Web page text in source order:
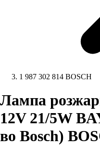
1 987 302 814 BOSCH
Лампа
12V 21/5W
во Bosch)